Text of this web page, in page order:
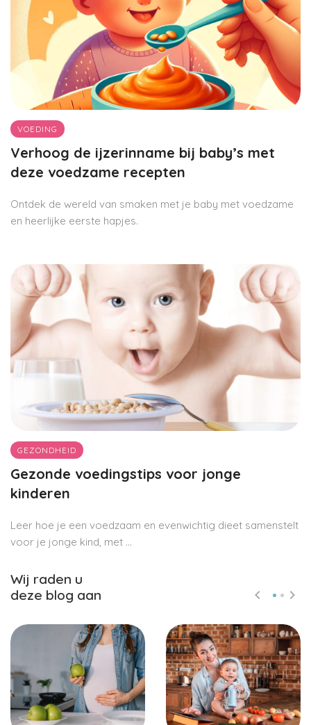
VOEDING
Verhoog de ijzerinname bij baby’s met
deze voedzame recepten
Ontdek de wereld van smaken met je baby met voedzame
en heerlijke eerste hapjes.
GEZONDHEID
Gezonde voedingstips voor jonge
kinderen
Leer hoe je een voedzaam en evenwichtig dieet samenstelt
voor je jonge kind, met ...
Wij raden u
deze blog aan